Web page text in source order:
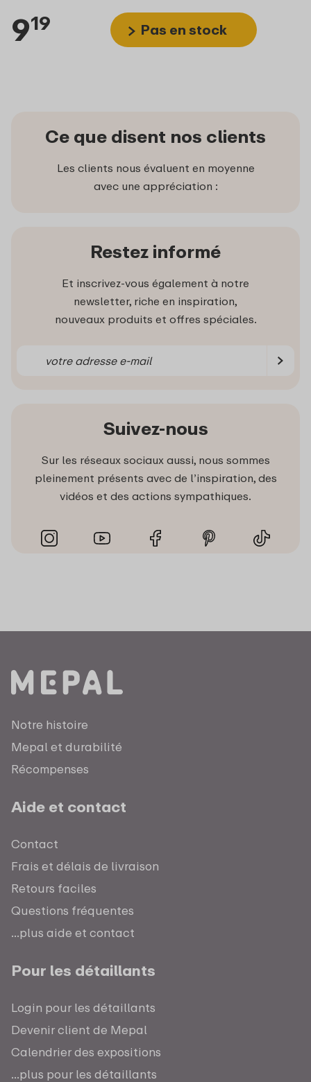
919 Pas en stock
Ce que disent nos clients
Les clients nous évaluent en moyenne
avec une appréciation :
Restez informé
Et inscrivez-vous également à notre
newsletter, riche en inspiration,
nouveaux produits et offres spéciales.
Suivez-nous
Sur les réseaux sociaux aussi, nous sommes
pleinement présents avec de l’inspiration, des
vidéos et des actions sympathiques.
Notre histoire
Mepal et durabilité
Récompenses
Aide et contact
Contact
Frais et délais de livraison
Retours faciles
Questions fréquentes
...plus aide et contact
Pour les détaillants
Login pour les détaillants
Devenir client de Mepal
Calendrier des expositions
...plus pour les détaillants